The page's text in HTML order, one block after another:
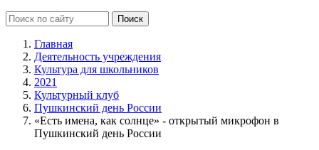
Главная
Деятельность учреждения
Культура для школьников
2021
Культурный клуб
Пушкинский день России
«Есть имена, как солнце» - открытый микрофон в
Пушкинский день России